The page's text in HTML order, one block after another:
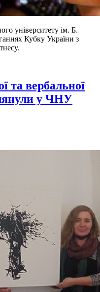
університету ім. Б.
Кубку України з
та вербальної
у ЧНУ